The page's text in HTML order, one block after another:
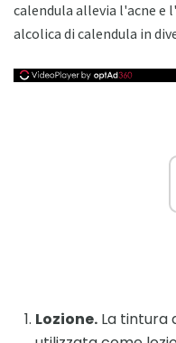
calendula allevia l'acne e
alcolica di calendula in
Lozione. La tintura